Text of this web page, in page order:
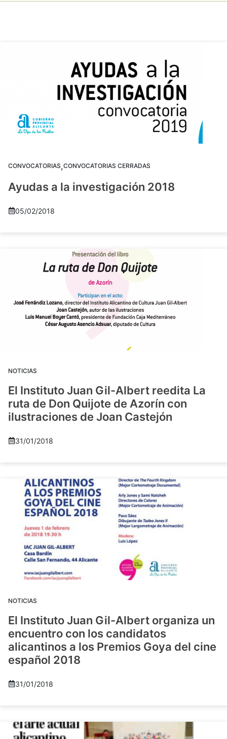
CONVOCATORIAS,CONVOCATORIAS CERRADAS
Ayudas a la investigación 2018
05/02/2018
NOTICIAS
El Instituto Juan Gil-Albert reedita La
ruta de Don Quijote de Azorín con
ilustraciones de Joan Castejón
31/01/2018
NOTICIAS
El Instituto Juan Gil-Albert organiza un
encuentro con los candidatos
alicantinos a los Premios Goya del cine
español 2018
31/01/2018